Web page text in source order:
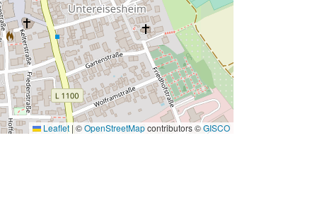
Leaflet |©OpenStreetMapcontributors ©GISCO